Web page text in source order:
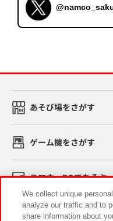
あそび場をさがす
ゲーム機をさがす
スマホ・PCであそぶ
イベント・キャンペー
We collect unique
analyze our traffic and to
share information about